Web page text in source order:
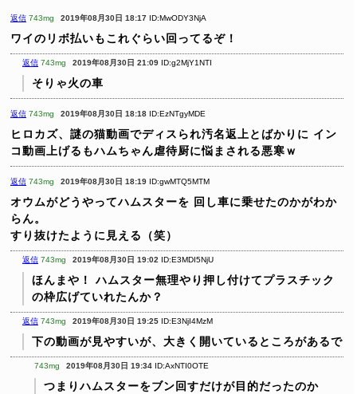
返信 743mg 2019年08月30日 18:17 ID:MwODY3NjA
ワイのリボ払いもこれぐらい回ってるぞ！
返信 743mg 2019年08月30日 21:09 ID:g2MjY1NTI
そりゃ火の車
返信 743mg 2019年08月30日 18:18 ID:EzNTgyMDE
ヒロカズ、謎の猫動画でディスられ汚名返上とばかりに イン
コ動画上げるもハムちゃん虐待厨に悩まされる悪寒ｗ
返信 743mg 2019年08月30日 18:19 ID:gwMTQ5MTM
オウムがどうやってハムスターを 回し車に乗せたのかがわか
らん。
すり抜けたように見える（笑）
返信 743mg 2019年08月30日 19:02 ID:E3MDI5NjU
ほんまや！
ハムスター無理やり押し付けてプラスチック
の枠広げていれたんか？
返信 743mg 2019年08月30日 19:25 ID:E3NjI4MzM
下の動画が見やすいが、大きく開いているところがあるで
743mg 2019年08月30日 19:34 ID:AxNTI0OTE
つまりハムスターをブン回すだけが目的だったのか